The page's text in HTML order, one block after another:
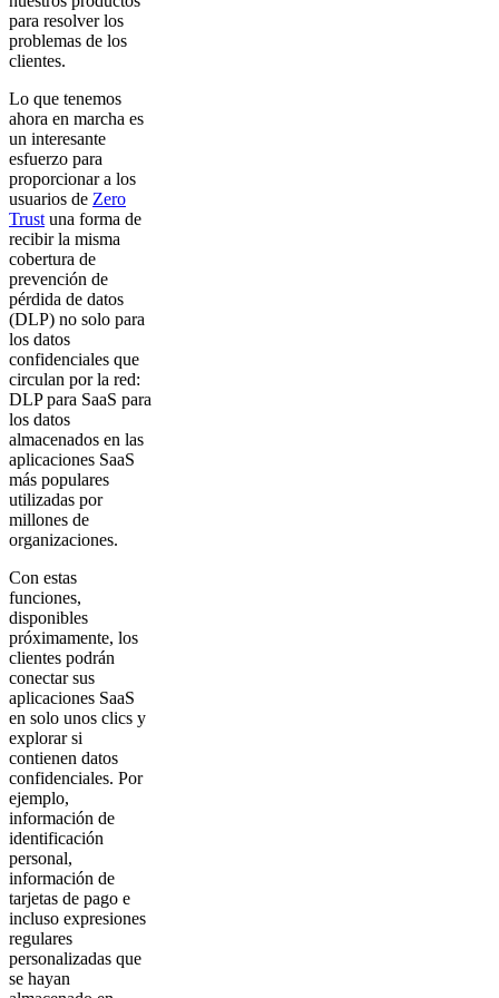
para resolver los
problemas de los
clientes.
Lo que tenemos
ahora en marcha es
un interesante
esfuerzo para
proporcionar a los
usuarios de Zero
Trust una forma de
recibir la misma
cobertura de
prevención de
pérdida de datos
(DLP) no solo para
los datos
confidenciales que
circulan por la red:
DLP para SaaS para
los datos
almacenados en las
aplicaciones SaaS
más populares
utilizadas por
millones de
organizaciones.
Con estas
funciones,
disponibles
próximamente, los
clientes podrán
conectar sus
aplicaciones SaaS
en solo unos clics y
explorar si
contienen datos
confidenciales. Por
ejemplo,
información de
identificación
personal,
información de
tarjetas de pago e
incluso expresiones
regulares
personalizadas que
se hayan